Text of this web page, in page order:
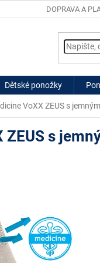
DOPRAVA A
Dětské ponožky
VoXX ZEUS s
s